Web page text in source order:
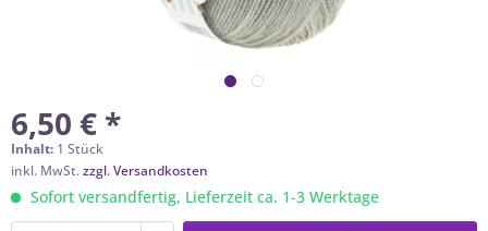
6,50 € *
Inhalt: 1 Stück
inkl. MwSt.zzgl. Versandkosten
Sofort versandfertig, Lieferzeit ca. 1-3 Werktage